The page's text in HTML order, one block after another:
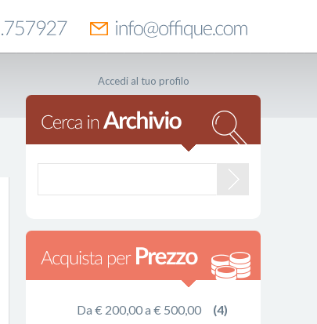
Accedi al tuo profilo
Da € 200,00 a € 500,00 (4)